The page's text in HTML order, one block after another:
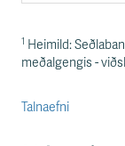
1 Heimild:
meðalgengis -
Talnaefni